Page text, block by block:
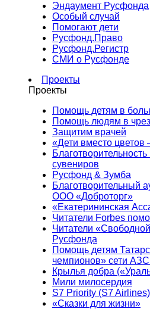
Эндаумент Русфонда
Особый случай
Помогают дети
Русфонд.Право
Русфонд.Регистр
СМИ о Русфонде
Проекты
Проекты
Помощь детям в
Помощь людям в
Защитим врачей
«Дети вместо цветов
сувениров
Русфонд & Зумба
Благотворительный
ООО «Доброторг»
«Екатерининская
Читатели Forbes
Читатели
Русфонда
Помощь детям
чемпионов» сети
Крылья добра
Мили милосердия
S7 Priority (S7 Airlines)
«Сказки для жизни»